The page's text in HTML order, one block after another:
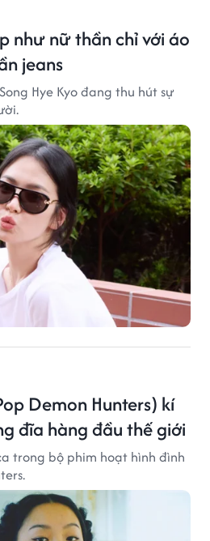
như nữ thần chỉ với áo
jeans
Hye Kyo đang thu hút sự
Demon Hunters) kí
đĩa hàng đầu thế giới
trong bộ phim hoạt hình đình